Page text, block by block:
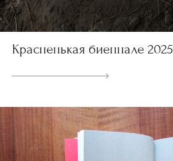
Красненькая биеннале 2025